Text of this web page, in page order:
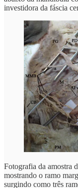
investidora da fáscia
Fotografia da amostra
mostrando o ramo
surgindo como três